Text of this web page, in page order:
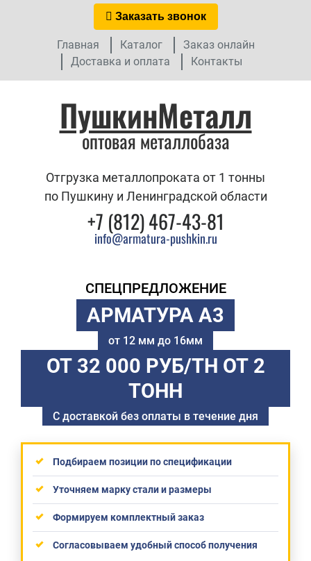
Заказать звонок
Главная Каталог
Заказ онлайн
Доставка и оплата
Контакты
ПушкинМеталл
оптовая металлобаза
Отгрузка металлопроката от 1 тонны
по Пушкину и Ленинградской области
+7 (812) 467-43-81
info@armatura-pushkin.ru
СПЕЦПРЕДЛОЖЕНИЕ
АРМАТУРА А3
от 12 мм до 16мм
ОТ 32 000 РУБ/ТН ОТ 2
ТОНН
С доставкой без оплаты в течение дня
Подбираем позиции по спецификации
Уточняем марку стали и размеры
Формируем комплектный заказ
Согласовываем удобный способ получения